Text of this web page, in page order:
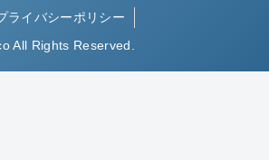
ライバシーポリシー
All Rights Reserved.